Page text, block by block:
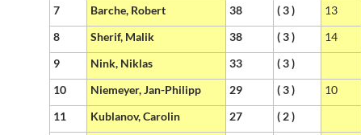
7
Barche, Robert 38 ( 3 ) 13
8
Sherif, Malik 38 ( 3 ) 14
9
Nink, Niklas 33 ( 3 )
10
Niemeyer, Jan-Philipp 29 ( 3 ) 10
11
Kublanov, Carolin 27 ( 2 )